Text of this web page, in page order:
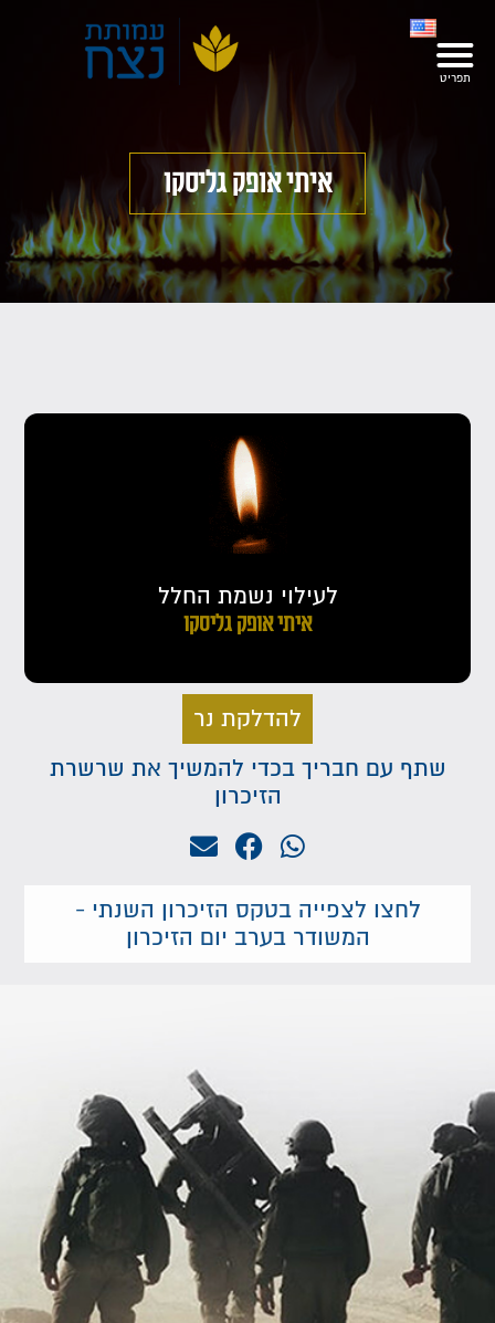
איתי אופק גליסקו
לעילוי נשמת החלל
איתי אופק גליסקו
להדלקת נר
שתף עם חבריך בכדי להמשיך את שרשרת
הזיכרון
לחצו לצפייה בטקס הזיכרון השנתי -
המשודר בערב יום הזיכרון